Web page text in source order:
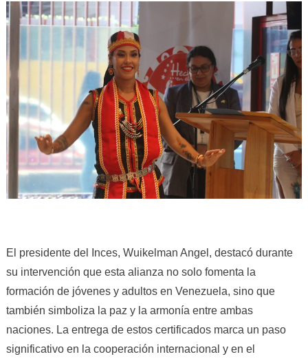
El presidente del Inces, Wuikelman Angel, destacó durante
su intervención que esta alianza no solo fomenta la
formación de jóvenes y adultos en Venezuela, sino que
también simboliza la paz y la armonía entre ambas
naciones. La entrega de estos certificados marca un paso
significativo en la cooperación internacional y en el